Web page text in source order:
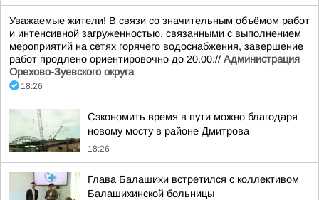
Уважаемые жители! В связи со значительным объёмом работ
и интенсивной загруженностью, связанными с выполнением
мероприятий на сетях горячего водоснабжения, завершение
работ продлено ориентировочно до 20.00.// Администрация
Орехово-Зуевского округа
18:26
Сэкономить время в пути можно благодаря
новому мосту в районе Дмитрова
18:26
Глава Балашихи встретился с коллективом
Балашихинской больницы